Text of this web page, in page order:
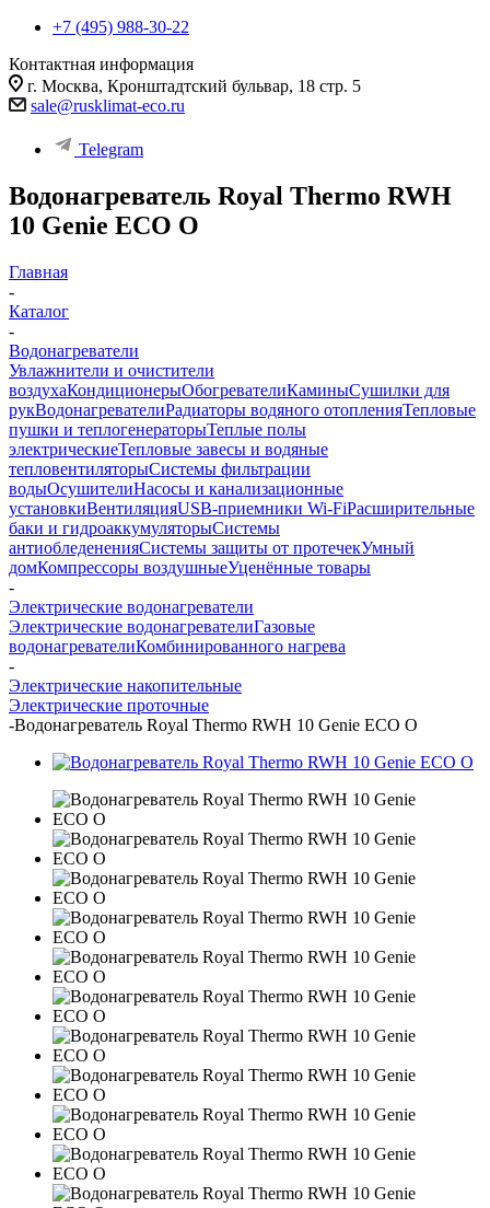
+7 (495) 988-30-22
Контактная информация
г. Москва, Кронштадтский бульвар, 18 стр. 5
sale@rusklimat-eco.ru
Telegram
Водонагреватель Royal Thermo RWH
10 Genie ECO O
Главная
-
Каталог
-
Водонагреватели
Увлажнители и очистители
воздухаКондиционерыОбогревателиКаминыСушилки для
рукВодонагревателиРадиаторы водяного отопленияТепловые
пушки и теплогенераторыТеплые полы
электрическиеТепловые завесы и водяные
тепловентиляторыСистемы фильтрации
водыОсушителиНасосы и канализационные
установкиВентиляцияUSB-приемники Wi-FiРасширительные
баки и гидроаккумуляторыСистемы
антиобледененияСистемы защиты от протечекУмный
домКомпрессоры воздушныеУценённые товары
-
Электрические водонагреватели
Электрические водонагревателиГазовые
водонагревателиКомбинированного нагрева
-
Электрические накопительные
Электрические проточные
-Водонагреватель Royal Thermo RWH 10 Genie ECO O